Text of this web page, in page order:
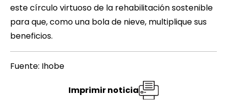
este círculo virtuoso de la rehabilitación sostenible
para que, como una bola de nieve, multiplique sus
beneficios.
Fuente: Ihobe
Imprimir noticia